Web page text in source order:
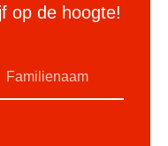
op de hoogte!